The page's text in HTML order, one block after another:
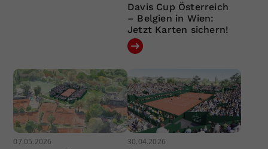
Davis Cup Österreich
– Belgien in Wien:
Jetzt Karten sichern!
07.05.2026 30.04.2026